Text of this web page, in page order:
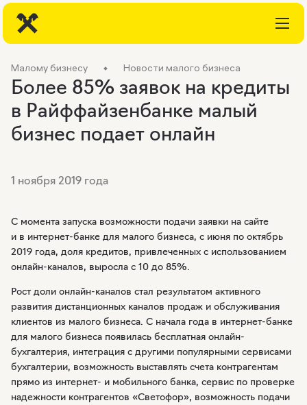
Малому бизнесу Новости малого бизнеса
Более 85% заявок на кредиты
в Райффайзенбанке малый
бизнес подает онлайн
1 ноября 2019 года
С момента запуска возможности подачи заявки на сайте
и в интернет-банке для малого бизнеса, с июня по октябрь
2019 года, доля кредитов, привлеченных с использованием
онлайн-каналов, выросла с 10 до 85%.
Рост доли онлайн-каналов стал результатом активного
развития дистанционных каналов продаж и обслуживания
клиентов из малого бизнеса. С начала года в интернет-банке
для малого бизнеса появилась бесплатная онлайн-
бухгалтерия, интеграция с другими популярными сервисами
бухгалтерии, возможность выставлять счета контрагентам
прямо из интернет- и мобильного банка, сервис по проверке
надежности контрагентов «Светофор», возможность подачи